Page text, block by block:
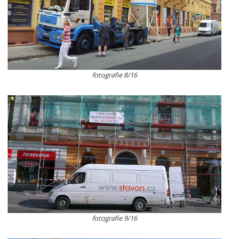
fotografie 8/16
fotografie 9/16